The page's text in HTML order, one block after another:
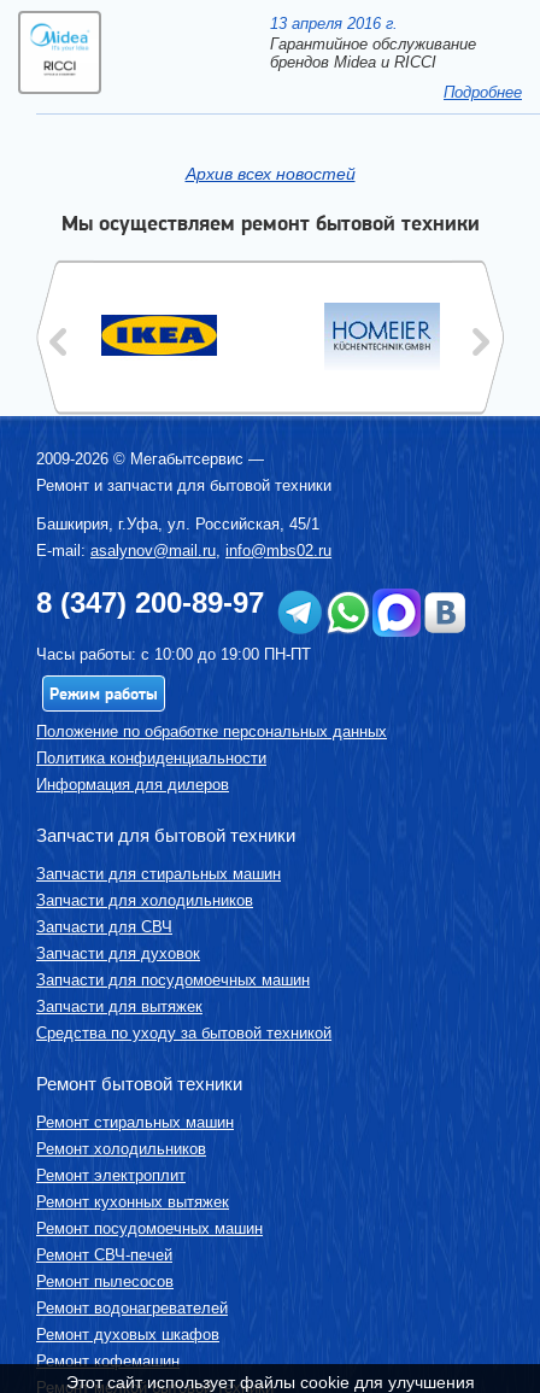
13 апреля 2016 г.
Гарантийное обслуживание
брендов Midea и RICCI
Подробнее
Архив всех новостей
Мы осуществляем ремонт бытовой техники
2009-2026 © Мегабытсервис —
Ремонт и запчасти для бытовой техники
Башкирия, г.Уфа ул. Российская, 45/1
E-mail: asalynov@mail.ru info@mbs02.ru
8 (347) 200-89-97
Часы работы: с 10:00 до 19:00 ПН-ПТ
Режим работы
Положение по обработке персональных данных
Политика конфиденциальности
Информация для дилеров
Запчасти для бытовой техники
Запчасти для стиральных машин
Запчасти для холодильников
Запчасти для СВЧ
Запчасти для духовок
Запчасти для посудомоечных машин
Запчасти для вытяжек
Средства по уходу за бытовой техникой
Ремонт бытовой техники
Ремонт стиральных машин
Ремонт холодильников
Ремонт электроплит
Ремонт кухонных вытяжек
Ремонт посудомоечных машин
Ремонт СВЧ-печей
Ремонт пылесосов
Ремонт водонагревателей
Ремонт духовых шкафов
Ремонт кофемашин
Ремонт мелкой бытовой техники
Этот сайт использует файлы cookie для улучшения